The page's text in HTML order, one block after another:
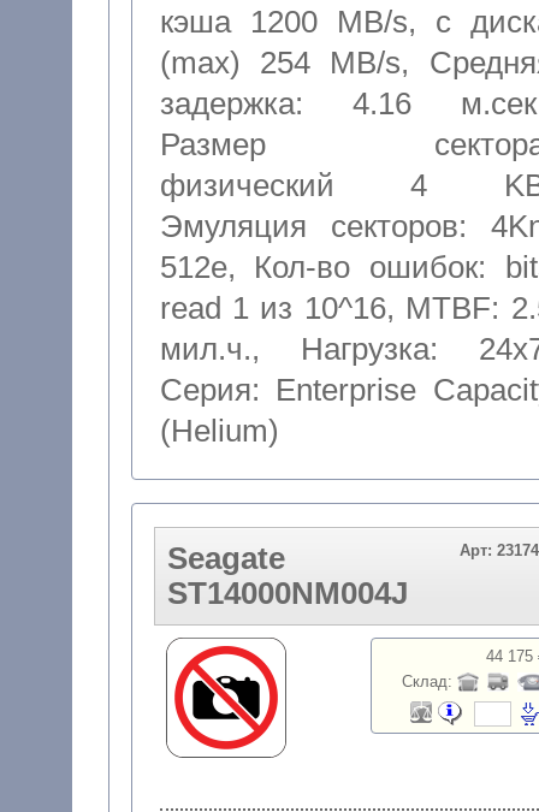
кэша 1200 MB/s, с
(max) 254 MB/s,
задержка: 4.16
Размер
физический 4
Эмуляция секторов:
512e, Кол-во ошибок:
read 1 из 10^16, MTBF:
мил.ч., Нагрузка:
Серия: Enterprise
(Helium)
Seagate
ST14000NM004J
Арт:
44 175
Склад: